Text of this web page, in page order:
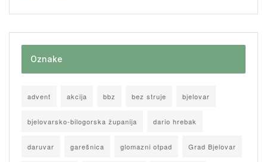
Oznake
advent akcija bbz bez struje bjelovar
bjelovarsko-bilogorska županija dario hrebak
daruvar garešnica glomazni otpad Grad Bjelovar